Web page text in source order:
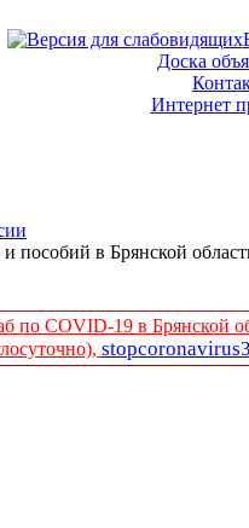
Доска
Интернет
пособий в Брянской
по COVID-19 в Брянской